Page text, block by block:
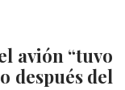
avión “tuvo
después del